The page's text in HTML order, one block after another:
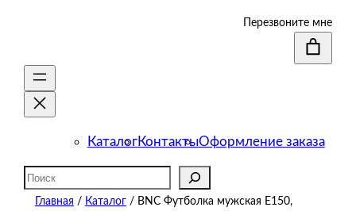
Перезвоните мне
КаталогКонтактыОформление заказа
Поиск
Главная / Каталог/ BNC Футболка мужская E150,